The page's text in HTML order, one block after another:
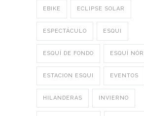
EBIKE ECLIPSE SOLAR
ESPECTÁCULO ESQUI
ESQUÍ DE FONDO ESQUÍ
ESTACION ESQUI EVENTOS
HILANDERAS INVIERNO